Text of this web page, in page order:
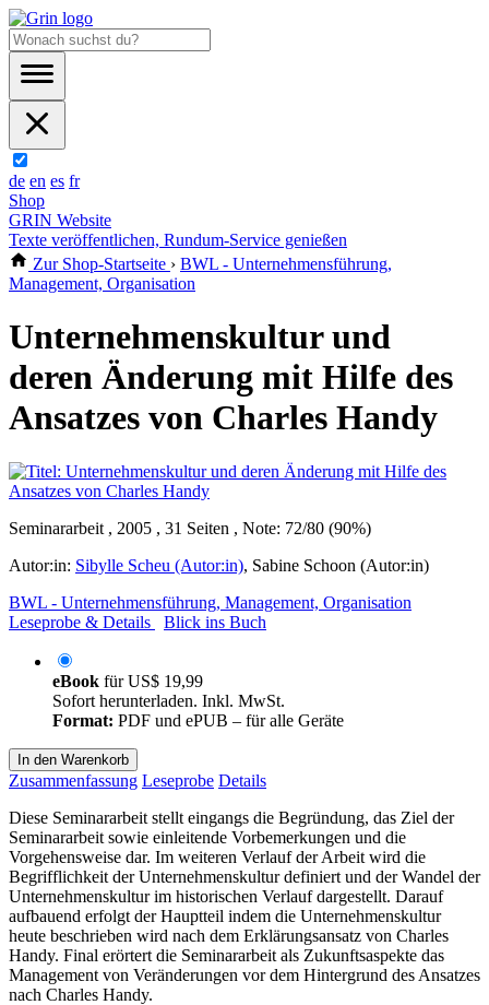
de en es fr
Shop
GRIN Website
Texte veröffentlichen, Rundum-Service genießen
Zur Shop-Startseite › BWL - Unternehmensführung,
Management, Organisation
Unternehmenskultur und
deren Änderung mit Hilfe des
Ansatzes von Charles Handy
Seminararbeit , 2005 , 31 Seiten , Note: 72/80 (90%)
Autor:in: Sibylle Scheu (Autor:in), Sabine Schoon (Autor:in)
BWL - Unternehmensführung, Management, Organisation
Leseprobe & Details
Blick ins Buch
eBook fürUS$ 19,99
Sofort herunterladen. Inkl. MwSt.
Format: PDF und ePUB – für alle Geräte
In den Warenkorb
Zusammenfassung Leseprobe Details
Diese Seminararbeit stellt eingangs die Begründung, das Ziel der
Seminararbeit sowie einleitende Vorbemerkungen und die
Vorgehensweise dar. Im weiteren Verlauf der Arbeit wird die
Begrifflichkeit der Unternehmenskultur definiert und der Wandel der
Unternehmenskultur im historischen Verlauf dargestellt. Darauf
aufbauend erfolgt der Hauptteil indem die Unternehmenskultur
heute beschrieben wird nach dem Erklärungsansatz von Charles
Handy. Final erörtert die Seminararbeit als Zukunftsaspekte das
Management von Veränderungen vor dem Hintergrund des Ansatzes
nach Charles Handy.